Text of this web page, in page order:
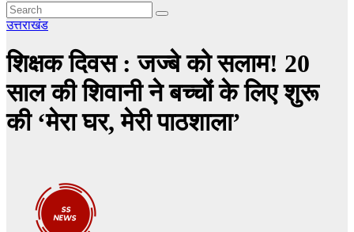
उत्तराखंड
शिक्षक दिवस : जज्बे को सलाम! 20
साल की शिवानी ने बच्चों के लिए शुरू
की ‘मेरा घर, मेरी पाठशाला’